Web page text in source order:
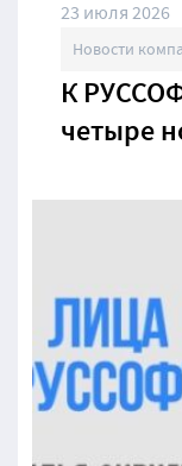
23 июля 2026
Новости
К
четыре